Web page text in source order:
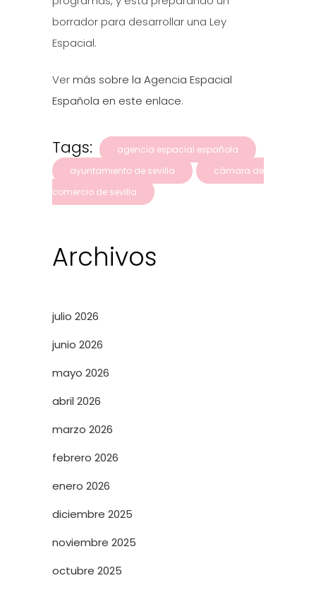
borrador para desarrollar una Ley
Espacial.
Vermás sobre la Agencia Espacial
Española en este enlace.
Tags:
agencia espacial española
ayuntamiento de sevilla
cámara de
comercio de sevilla
Archivos
julio 2026
junio 2026
mayo 2026
abril 2026
marzo 2026
febrero 2026
enero 2026
diciembre 2025
noviembre 2025
octubre 2025